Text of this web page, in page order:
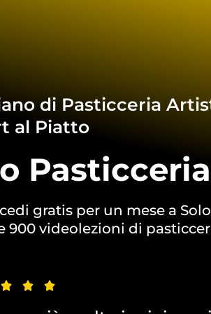
di Pasticceria
al Piatto
Pasticceria
gratis per un mese a
videolezioni di
  Valutazione